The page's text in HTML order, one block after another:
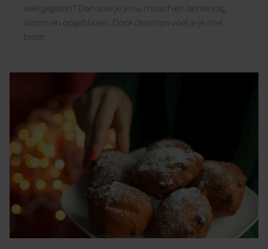
veel gegeten? Dan voel je je nu misschien lamlendig,
sloom en opgeblazen. Door deze tips voel je je snel
beter.